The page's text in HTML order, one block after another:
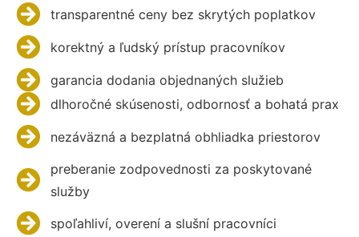
transparentné ceny bez skrytých poplatkov
korektný a ľudský prístup pracovníkov
garancia dodania objednaných služieb
dlhoročné skúsenosti, odbornosť a bohatá prax
nezáväzná a bezplatná obhliadka priestorov
preberanie zodpovednosti za poskytované
služby
spoľahliví, overení a slušní pracovníci